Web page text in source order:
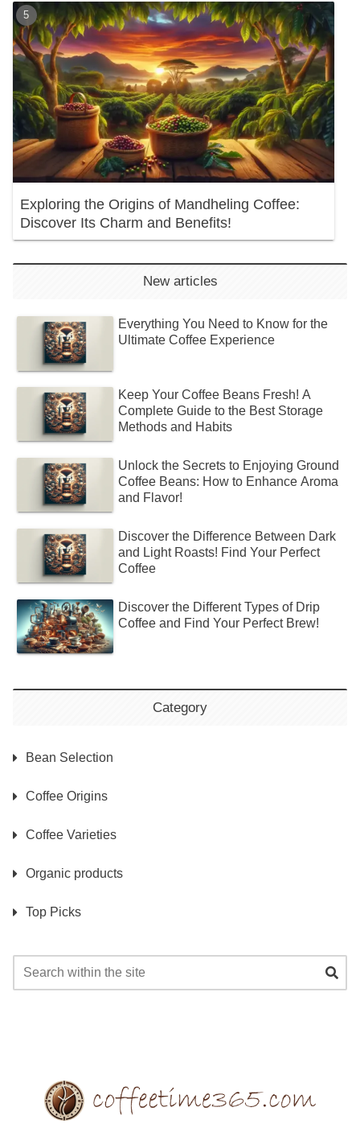
Exploring the Origins of Mandheling Coffee:
Discover Its Charm and Benefits!
New articles
Everything You Need to Know for the
Ultimate Coffee Experience
Keep Your Coffee Beans Fresh! A
Complete Guide to the Best Storage
Methods and Habits
Unlock the Secrets to Enjoying Ground
Coffee Beans: How to Enhance Aroma
and Flavor!
Discover the Difference Between Dark
and Light Roasts! Find Your Perfect
Coffee
Discover the Different Types of Drip
Coffee and Find Your Perfect Brew!
Category
Bean Selection
Coffee Origins
Coffee Varieties
Organic products
Top Picks